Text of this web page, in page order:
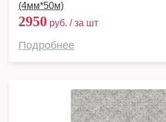
(4мм*50м)
2950 руб. / за шт
Подробнее